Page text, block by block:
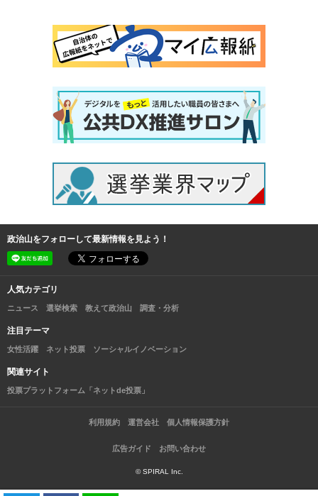
政治山をフォローして最新情報を見よう！
人気カテゴリ
ニュース 選挙検索 教えて政治山 調査・分析
注目テーマ
女性活躍 ネット投票 ソーシャルイノベーション
関連サイト
投票プラットフォーム「ネットde投票」
利用規約 運営会社 個人情報保護方針
広告ガイド お問い合わせ
© SPIRAL Inc.